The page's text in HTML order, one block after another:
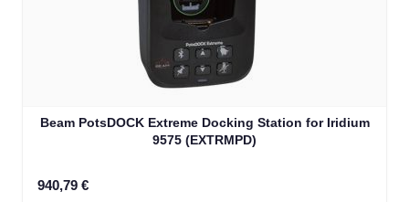
Beam PotsDOCK Extreme Docking Station for Iridium
9575 (EXTRMPD)
940,79 €